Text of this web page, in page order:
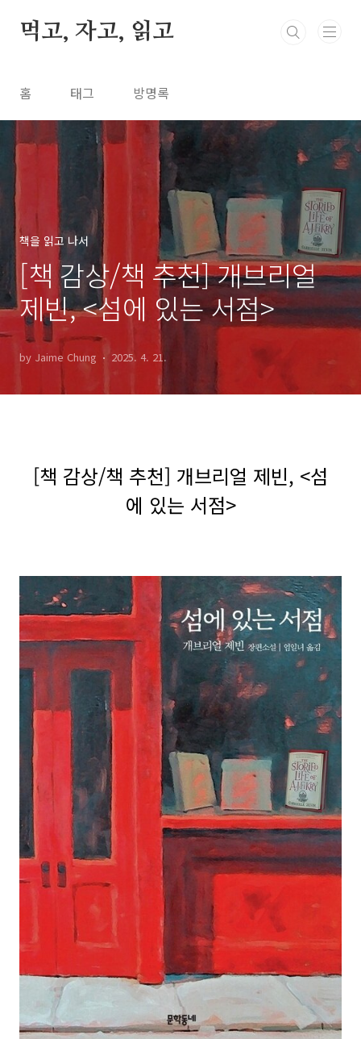
먹고, 자고, 읽고
홈 태그 방명록
책을 읽고 나서
[책 감상/책 추천] 개브리얼
제빈, <섬에 있는 서점>
by Jaime Chung 2025. 4. 21.
[책 감상/책 추천] 개브리얼 제빈, <섬
에 있는 서점>